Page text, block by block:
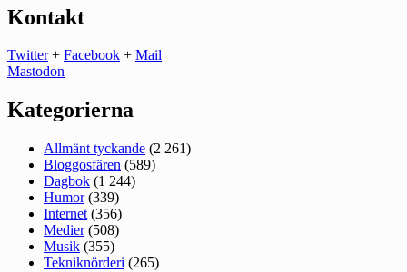
Kontakt
Twitter+ Facebook + Mail
Mastodon
Kategorierna
Allmänt tyckande (2 261)
Bloggosfären (589)
Dagbok (1 244)
Humor(339)
Internet (356)
Medier(508)
Musik (355)
Tekniknörderi (265)